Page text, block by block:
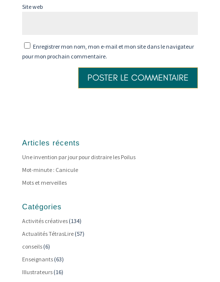
Site web
Enregistrer mon nom, mon e-mail et mon site dans le navigateur
pour mon prochain commentaire.
Articles récents
Une invention par jour pour distraire les Poilus
Mot-minute : Canicule
Mots et merveilles
Catégories
Activités créatives(134)
Actualités TétrasLire(57)
conseils(6)
Enseignants(63)
Illustrateurs(16)